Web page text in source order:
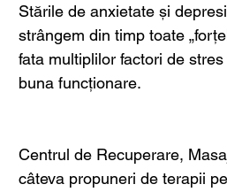
Stările de anxietate și
strângem din timp toate
fata multiplilor factori de
buna funcționare.
Centrul de Recuperare,
câteva propuneri de terapii